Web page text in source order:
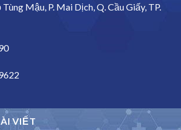
Mậu, P. Mai Dịch, Q. Cầu Giấy, TP.
VIẾT